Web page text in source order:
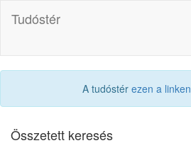
Tudóstér
A tudóstér ezen a linken
Összetett keresés